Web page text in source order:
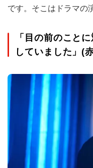
です。そこはドラマの
「目の前のこと
していました」(